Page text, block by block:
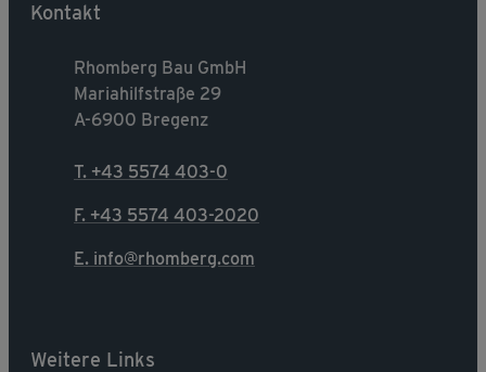
Kontakt
Rhomberg Bau GmbH
Mariahilfstraße 29
A-6900 Bregenz
T. +43 5574 403-0
F. +43 5574 403-2020
E. info@rhomberg.com
Weitere Links